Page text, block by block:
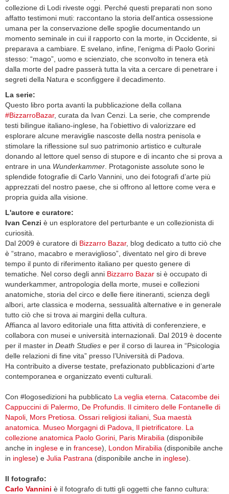
collezione di Lodi riveste oggi. Perché questi preparati non sono
affatto testimoni muti: raccontano la storia dell'antica ossessione
umana per la conservazione delle spoglie documentando un
momento seminale in cui il rapporto con la morte, in Occidente, si
preparava a cambiare. E svelano, infine, l'enigma di Paolo Gorini
stesso: “mago”, uomo e scienziato, che sconvolto in tenera età
dalla morte del padre passerà tutta la vita a cercare di penetrare i
segreti della Natura e sconfiggere il decadimento.
La serie:
Questo libro porta avanti la pubblicazione della collana
#BizzarroBazar, curata da Ivan Cenzi. La serie, che comprende
testi bilingue italiano-inglese, ha l’obiettivo di valorizzare ed
esplorare alcune meraviglie nascoste della nostra penisola e
stimolare la riflessione sul suo patrimonio artistico e culturale
donando al lettore quel senso di stupore e di incanto che si prova a
entrare in una Wunderkammer. Protagoniste assolute sono le
splendide fotografie di Carlo Vannini, uno dei fotografi d’arte più
apprezzati del nostro paese, che si offrono al lettore come vera e
propria guida alla visione.
L'autore e curatore:
Ivan Cenzi è un esploratore del perturbante e un collezionista di
curiosità.
Dal 2009 è curatore di Bizzarro Bazar, blog dedicato a tutto ciò che
è “strano, macabro e meraviglioso”, diventato nel giro di breve
tempo il punto di riferimento italiano per questo genere di
tematiche. Nel corso degli anni Bizzarro Bazar si è occupato di
wunderkammer, antropologia della morte, musei e collezioni
anatomiche, storia del circo e delle fiere itineranti, scienza degli
albori, arte classica e moderna, sessualità alternative e in generale
tutto ciò che si trova ai margini della cultura.
Affianca al lavoro editoriale una fitta attività di conferenziere, e
collabora con musei e università internazionali. Dal 2019 è docente
per il master in Death Studies e per il corso di laurea in “Psicologia
delle relazioni di fine vita” presso l’Università di Padova.
Ha contribuito a diverse testate, prefazionato pubblicazioni d’arte
contemporanea e organizzato eventi culturali.
Con #logosedizioni ha pubblicato La veglia eterna. Catacombe dei
Cappuccini di Palermo, De Profundis. Il cimitero delle Fontanelle di
Napoli, Mors Pretiosa. Ossari religiosi italiani, Sua maestà
anatomica. Museo Morgagni di Padova, Il pietrificatore. La
collezione anatomica Paolo Gorini, Paris Mirabilia (disponibile
anche in inglese e in francese), London Mirabilia (disponibile anche
in inglese) e Julia Pastrana (disponibile anche in inglese).
Il fotografo:
Carlo Vannini è il fotografo di tutti gli oggetti che fanno cultura: